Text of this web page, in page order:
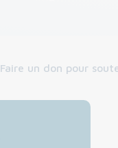
Faire un don pour